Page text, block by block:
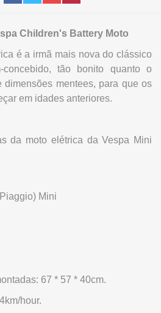
Children's Battery Moto
é a irmã mais nova do clássico
concebido, tão bonito quanto o
dimensões mentees, para que os
em idades anteriores.
da moto elétrica da Vespa Mini
Mini
67 * 57 * 40cm.
hour.